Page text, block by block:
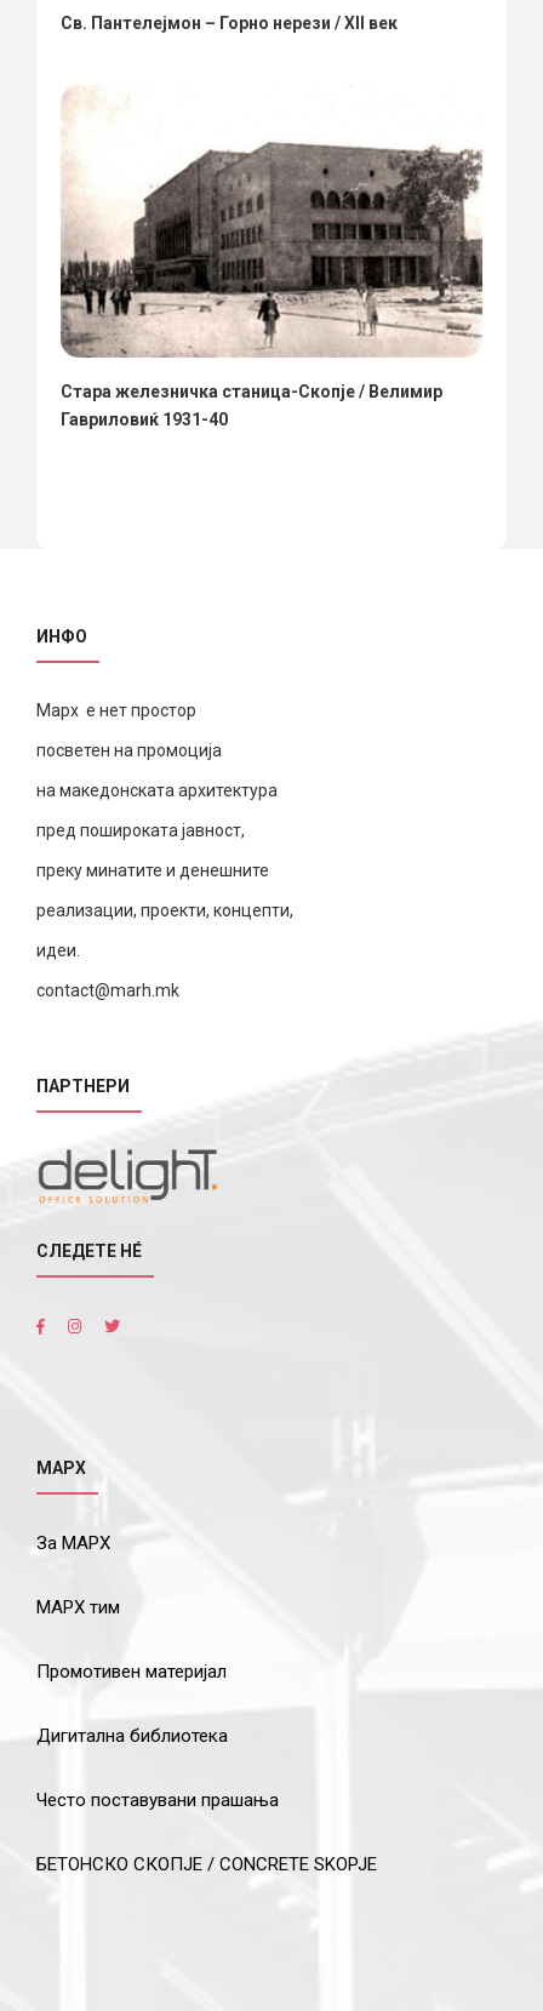
Св. Пантелејмон – Горно нерези / XII век
Стара железничка станица-Скопје / Велимир
Гавриловиќ 1931-40
ИНФО
Марх е нет простор
посветен на промоција
на македонската архитектура
пред пошироката јавност,
преку минатите и денешните
реализации, проекти, концепти,
идеи.
contact@marh.mk
ПАРТНЕРИ
СЛЕДЕТЕ НÉ
МАРХ
За МАРХ
МАРХ тим
Промотивен материјал
Дигитална библиотека
Често поставувани прашања
БЕТОНСКО СКОПЈЕ / CONCRETE SKOPJE